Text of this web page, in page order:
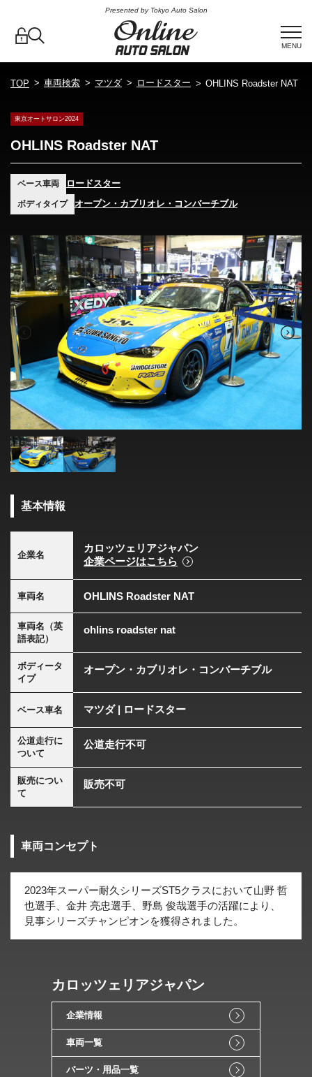
Presented by Tokyo Auto Salon
MENU
TOP 車両検索 マツダ ロードスター OHLINS Roadster NAT
東京オートサロン2024
OHLINS Roadster NAT
ベース車両 ロードスター
ボディタイプ オープン・カブリオレ・コンバーチブル
基本情報
企業名
カロッツェリアジャパン
企業ページはこちら
車両名 OHLINS Roadster NAT
車両名（英
語表記）
ohlins roadster nat
ボディータ
イプ
オープン・カブリオレ・コンバーチブル
ベース車名 マツダ | ロードスター
公道走行に
ついて
公道走行不可
販売につい
て
販売不可
車両コンセプト
2023年スーパー耐久シリーズST5クラスにおいて山野 哲
也選手、金井 亮忠選手、野島 俊哉選手の活躍により、
見事シリーズチャンピオンを獲得されました。
カロッツェリアジャパン
企業情報
車両一覧
パーツ・用品一覧